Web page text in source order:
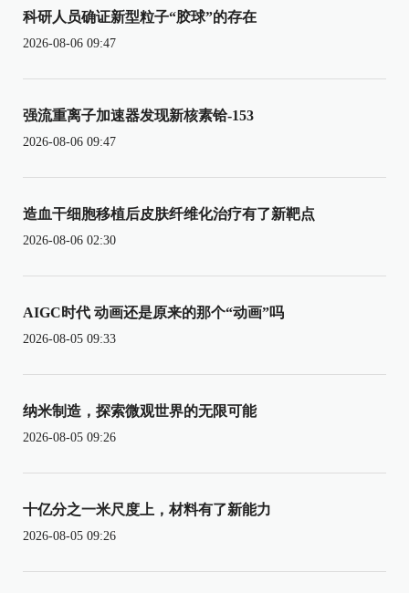
科研人员确证新型粒子“胶球”的存在
2026-08-06 09:47
强流重离子加速器发现新核素铪-153
2026-08-06 09:47
造血干细胞移植后皮肤纤维化治疗有了新靶点
2026-08-06 02:30
AIGC时代 动画还是原来的那个“动画”吗
2026-08-05 09:33
纳米制造，探索微观世界的无限可能
2026-08-05 09:26
十亿分之一米尺度上，材料有了新能力
2026-08-05 09:26